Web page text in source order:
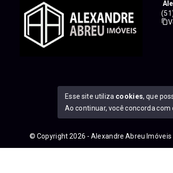
© Copyright 2026 - Alexandre Abreu
Esse site utiliza cookies, que
Ao continuar, você concorda com